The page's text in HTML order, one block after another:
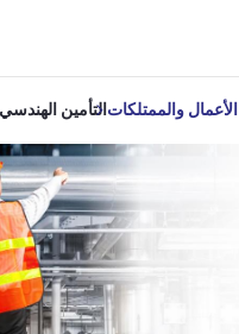
الأعمال والممتلكاتالتأمين الهندسي